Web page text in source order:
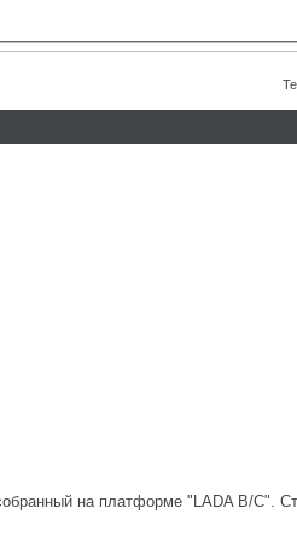
на платформе "LADA B/C".